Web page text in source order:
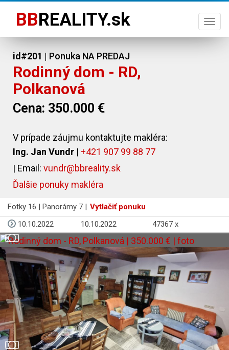
BBREALITY.sk
id#201 | Ponuka NA PREDAJ
Rodinný dom - RD,
Polkanová
Cena: 350.000 €
V prípade záujmu kontaktujte makléra:
Ing. Jan Vundr | +421 907 99 88 77
| Email: vundr@bbreality.sk
Ďalšie ponuky makléra
Fotky 16 | Panorámy 7 | Vytlačiť ponuku
10.10.2022
10.10.2022 47367 x